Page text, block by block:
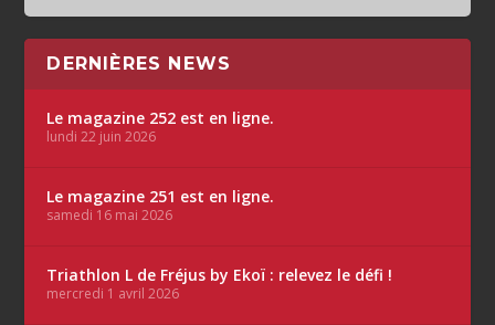
DERNIÈRES NEWS
Le magazine 252 est en ligne.
lundi 22 juin 2026
Le magazine 251 est en ligne.
samedi 16 mai 2026
Triathlon L de Fréjus by Ekoï : relevez le défi !
mercredi 1 avril 2026